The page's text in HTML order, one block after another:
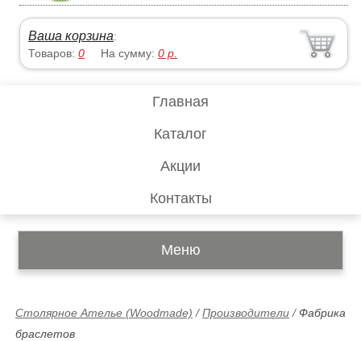
Ваша корзина:
Товаров:0 На сумму:0 р.
Главная
Каталог
Акции
Контакты
Меню
Столярное Ателье (Woodmade) /Производители / Фабрика
браслетов